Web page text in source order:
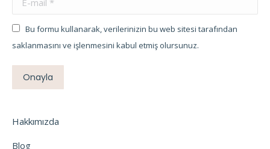
Bu formu kullanarak, verilerinizin bu web sitesi tarafından
saklanmasını ve işlenmesini kabul etmiş olursunuz.
Onayla
Hakkımızda
Blog